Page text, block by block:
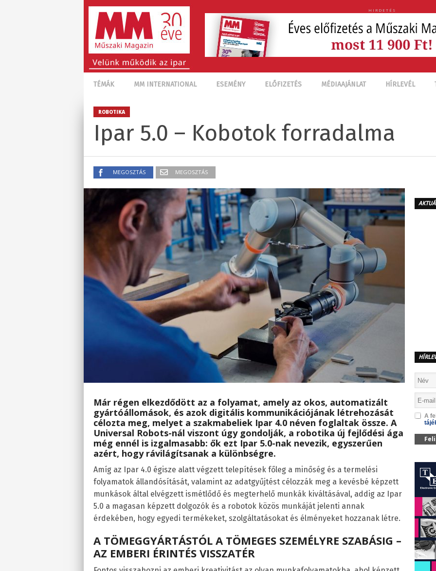
HIRDETÉS
TÉMÁK MM INTERNATIONAL ESEMÉNY ELŐFIZETÉS MÉDIAAJÁNLAT HÍRLEVÉL
ROBOTIKA
Ipar 5.0 – Kobotok forradalma
MEGOSZTÁS MEGOSZTÁS
Már régen elkezdődött az a folyamat, amely az okos, automatizált
gyártóállomások, és azok digitális kommunikációjának létrehozását
célozta meg, melyet a szakmabeliek Ipar 4.0 néven foglaltak össze. A
Universal Robots-nál viszont úgy gondolják, a robotika új fejlődési ága
még ennél is izgalmasabb: ők ezt Ipar 5.0-nak nevezik, egyszerűen
azért, hogy rávilágítsanak a különbségre.
Amíg az Ipar 4.0 égisze alatt végzett telepítések főleg a minőség és a termelési
folyamatok állandósítását, valamint az adatgyűjtést célozzák meg a kevésbé képzett
munkások által elvégzett ismétlődő és megterhelő munkák kiváltásával, addig az Ipar
5.0 a magasan képzett dolgozók és a robotok közös munkáját jelenti annak
érdekében, hogy egyedi termékeket, szolgáltatásokat és élményeket hozzanak létre.
A TÖMEGGYÁRTÁSTÓL A TÖMEGES SZEMÉLYRE SZABÁSIG –
AZ EMBERI ÉRINTÉS VISSZATÉR
A